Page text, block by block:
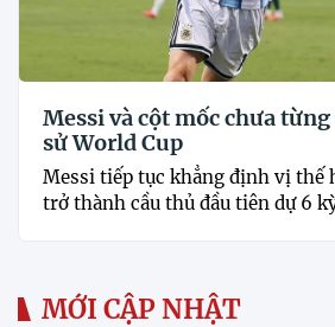
Messi và cột mốc chưa
sử World Cup
Messi tiếp tục khẳng định vị thế
trở thành cầu thủ đầu tiên dự 6
MỚI CẬP NHẬT